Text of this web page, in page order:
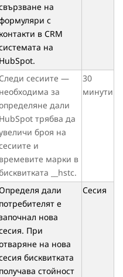
на
с
контакти в CRM
на
HubSpot.
Следи сесиите —
необходима за
дали
HubSpot трябва да
броя на
и
времевите марки в
__hstc.
30
минути
дали
потребителят е
нова
При
на нова
бисквитката
получава стойност
Сесия